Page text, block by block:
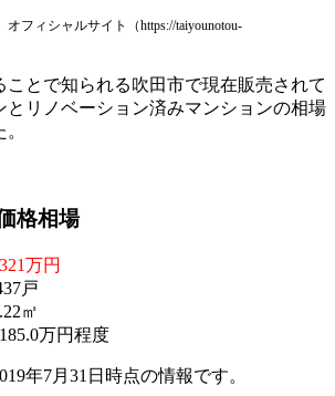
フィシャルサイト（https://taiyounotou-
ことで知られる吹田市で現在販売されて
とリノベーション済みマンションの相場
格相場
万円
戸
㎡
万円程度
年7月31日時点の情報です。